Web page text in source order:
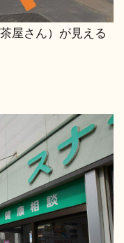
屋さん）が見える